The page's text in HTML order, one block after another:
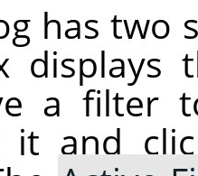
has two
displays
a filter
it and